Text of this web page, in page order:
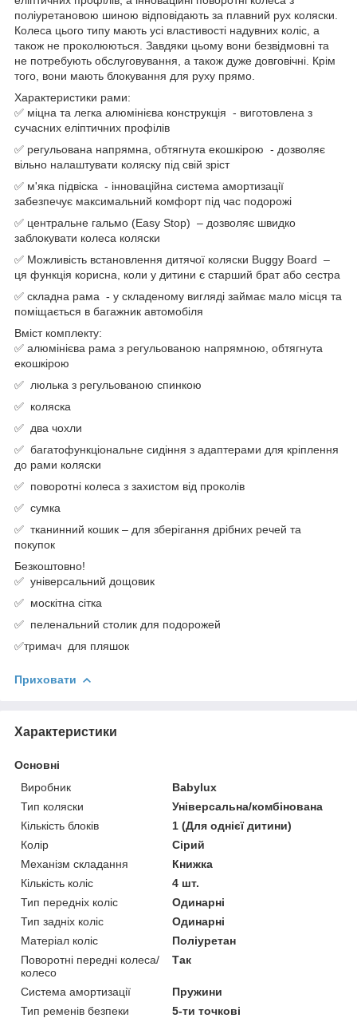
поліуретановою шиною відповідають за плавний рух коляски.
Колеса цього типу мають усі властивості надувних коліс, а
також не проколюються. Завдяки цьому вони безвідмовні та
не потребують обслуговування, а також дуже довговічні. Крім
того, вони мають блокування для руху прямо.
Характеристики рами:
✅ міцна та легка алюмінієва конструкція - виготовлена ​​з
сучасних еліптичних профілів
✅ регульована напрямна, обтягнута екошкірою - дозволяє
вільно налаштувати коляску під свій зріст
✅ м'яка підвіска - інноваційна система амортизації
забезпечує максимальний комфорт під час подорожі
✅ центральне гальмо (Easy Stop) – дозволяє швидко
заблокувати колеса коляски
✅ Можливість встановлення дитячої коляски Buggy Board –
ця функція корисна, коли у дитини є старший брат або сестра
✅ складна рама - у складеному вигляді займає мало місця та
поміщається в багажник автомобіля
Вміст комплекту:
✅ алюмінієва рама з регульованою напрямною, обтягнута
екошкірою
✅ люлька з регульованою спинкою
✅ коляска
✅ два чохли
✅ багатофункціональне сидіння з адаптерами для кріплення
до рами коляски
✅ поворотні колеса з захистом від проколів
✅ сумка
✅ тканинний кошик – для зберігання дрібних речей та
покупок
Безкоштовно!
✅ універсальний дощовик
✅ москітна сітка
✅ пеленальний столик для подорожей
✅тримач для пляшок
Приховати
Характеристики
Основні
Виробник
Babylux
Тип коляски
Універсальна/комбінована
Кількість блоків
1 (Для однієї дитини)
Колір
Сірий
Механізм складання
Книжка
Кількість коліс
4 шт.
Тип передніх коліс
Одинарні
Тип задніх коліс
Одинарні
Матеріал коліс
Поліуретан
Поворотні передні колеса/
колесо
Так
Система амортизації
Пружини
Тип ременів безпеки
5-ти точкові